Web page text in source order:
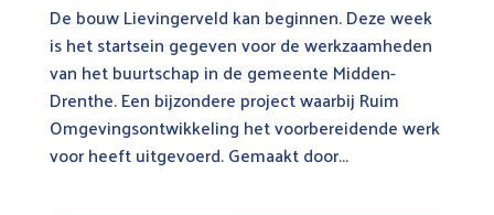
De bouw Lievingerveld kan beginnen. Deze week
is het startsein gegeven voor de werkzaamheden
van het buurtschap in de gemeente Midden-
Drenthe. Een bijzondere project waarbij Ruim
Omgevingsontwikkeling het voorbereidende werk
voor heeft uitgevoerd. Gemaakt door...